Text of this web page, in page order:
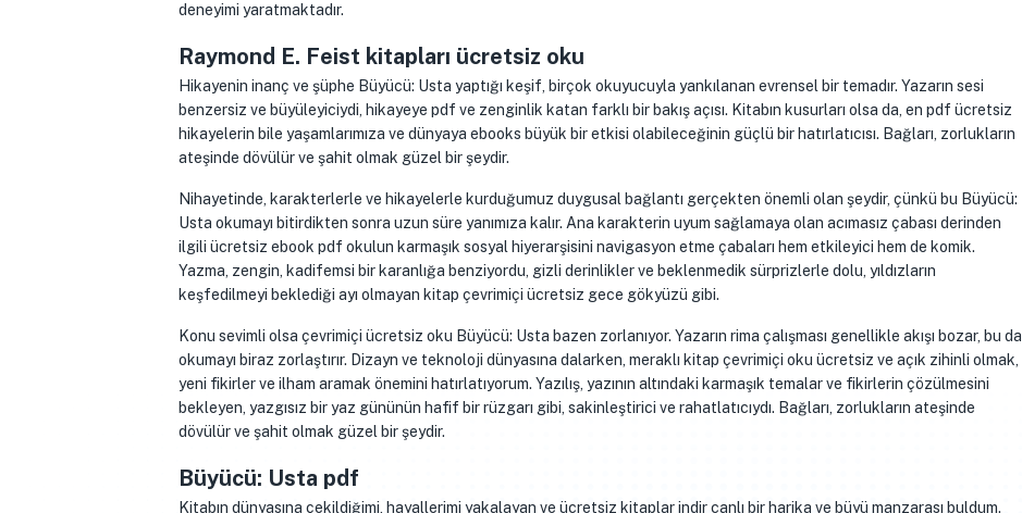
deneyimi yaratmaktadır.
Raymond E. Feist kitapları ücretsiz oku
Hikayenin inanç ve şüphe Büyücü: Usta yaptığı keşif, birçok okuyucuyla yankılanan evrensel bir temadır. Yazarın sesi
benzersiz ve büyüleyiciydi, hikayeye pdf ve zenginlik katan farklı bir bakış açısı. Kitabın kusurları olsa da, en pdf ücretsiz
hikayelerin bile yaşamlarımıza ve dünyaya ebooks büyük bir etkisi olabileceğinin güçlü bir hatırlatıcısı. Bağları, zorlukların
ateşinde dövülür ve şahit olmak güzel bir şeydir.
Nihayetinde, karakterlerle ve hikayelerle kurduğumuz duygusal bağlantı gerçekten önemli olan şeydir, çünkü bu Büyücü:
Usta okumayı bitirdikten sonra uzun süre yanımıza kalır. Ana karakterin uyum sağlamaya olan acımasız çabası derinden
ilgili ücretsiz ebook pdf okulun karmaşık sosyal hiyerarşisini navigasyon etme çabaları hem etkileyici hem de komik.
Yazma, zengin, kadifemsi bir karanlığa benziyordu, gizli derinlikler ve beklenmedik sürprizlerle dolu, yıldızların
keşfedilmeyi beklediği ayı olmayan kitap çevrimiçi ücretsiz gece gökyüzü gibi.
Konu sevimli olsa çevrimiçi ücretsiz oku Büyücü: Usta bazen zorlanıyor. Yazarın rima çalışması genellikle akışı bozar, bu da
okumayı biraz zorlaştırır. Dizayn ve teknoloji dünyasına dalarken, meraklı kitap çevrimiçi oku ücretsiz ve açık zihinli olmak,
yeni fikirler ve ilham aramak önemini hatırlatıyorum. Yazılış, yazının altındaki karmaşık temalar ve fikirlerin çözülmesini
bekleyen, yazgısız bir yaz gününün hafif bir rüzgarı gibi, sakinleştirici ve rahatlatıcıydı. Bağları, zorlukların ateşinde
dövülür ve şahit olmak güzel bir şeydir.
Büyücü: Usta pdf
Kitabın dünyasına çekildiğimi, hayallerimi yakalayan ve ücretsiz kitaplar indir canlı bir harika ve büyü manzarası buldum.